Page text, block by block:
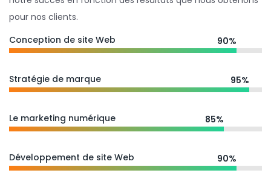
pour nos clients.
Conception de site Web
90%
Stratégie de marque 95%
Le marketing numérique 85%
Développement de site Web 90%